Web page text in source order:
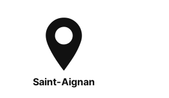
Saint-Aignan